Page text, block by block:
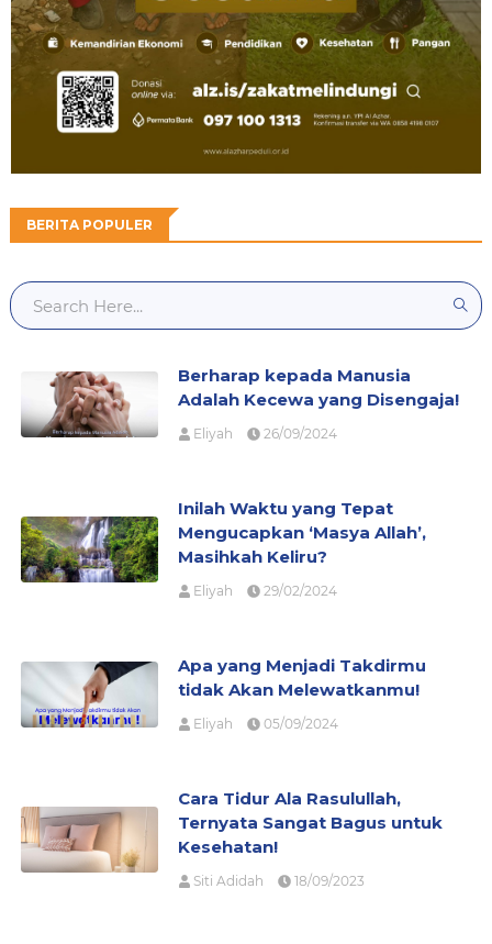
BERITA POPULER
Berharap kepada Manusia
Adalah Kecewa yang Disengaja!
Eliyah 26/09/2024
Inilah Waktu yang Tepat
Mengucapkan ‘Masya Allah’,
Masihkah Keliru?
Eliyah 29/02/2024
Apa yang Menjadi Takdirmu
tidak Akan Melewatkanmu!
Eliyah 05/09/2024
Cara Tidur Ala Rasulullah,
Ternyata Sangat Bagus untuk
Kesehatan!
Siti Adidah 18/09/2023